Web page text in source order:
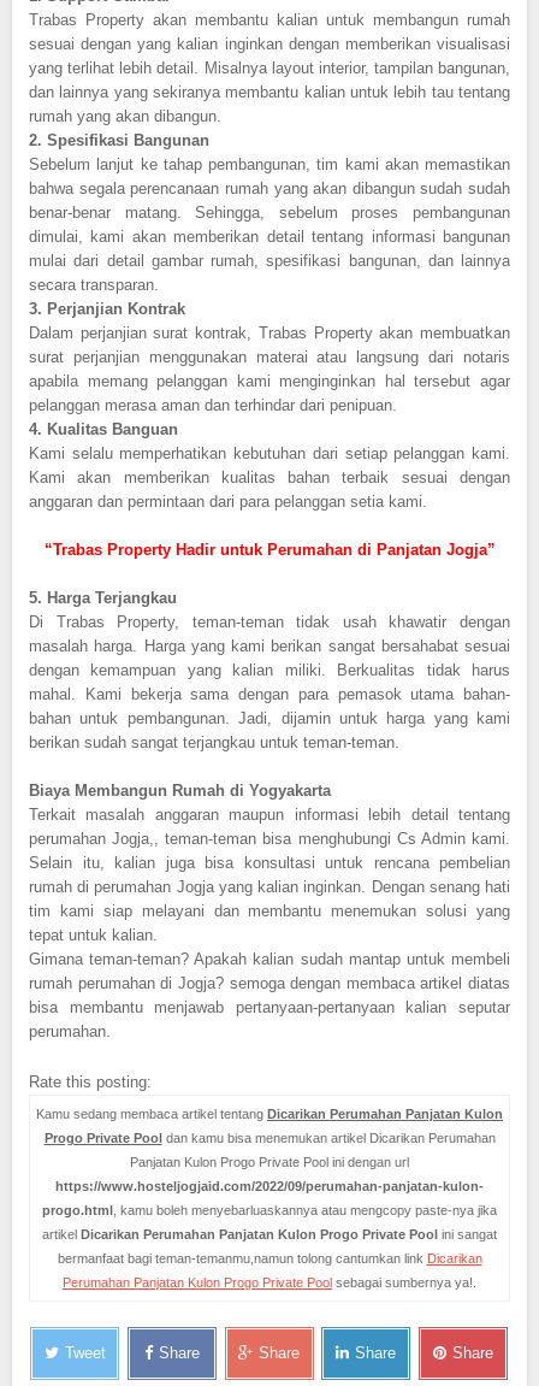
Trabas Property akan membantu kalian untuk membangun rumah
sesuai dengan yang kalian inginkan dengan memberikan visualisasi
yang terlihat lebih detail. Misalnya layout interior, tampilan bangunan,
dan lainnya yang sekiranya membantu kalian untuk lebih tau tentang
rumah yang akan dibangun.
2. Spesifikasi Bangunan
Sebelum lanjut ke tahap pembangunan, tim kami akan memastikan
bahwa segala perencanaan rumah yang akan dibangun sudah sudah
benar-benar matang. Sehingga, sebelum proses pembangunan
dimulai, kami akan memberikan detail tentang informasi bangunan
mulai dari detail gambar rumah, spesifikasi bangunan, dan lainnya
secara transparan.
3. Perjanjian Kontrak
Dalam perjanjian surat kontrak, Trabas Property akan membuatkan
surat perjanjian menggunakan materai atau langsung dari notaris
apabila memang pelanggan kami menginginkan hal tersebut agar
pelanggan merasa aman dan terhindar dari penipuan.
4. Kualitas Banguan
Kami selalu memperhatikan kebutuhan dari setiap pelanggan kami.
Kami akan memberikan kualitas bahan terbaik sesuai dengan
anggaran dan permintaan dari para pelanggan setia kami.
“Trabas Property Hadir untuk Perumahan di Panjatan Jogja”
5. Harga Terjangkau
Di Trabas Property, teman-teman tidak usah khawatir dengan
masalah harga. Harga yang kami berikan sangat bersahabat sesuai
dengan kemampuan yang kalian miliki. Berkualitas tidak harus
mahal. Kami bekerja sama dengan para pemasok utama bahan-
bahan untuk pembangunan. Jadi, dijamin untuk harga yang kami
berikan sudah sangat terjangkau untuk teman-teman.
Biaya Membangun Rumah di Yogyakarta
Terkait masalah anggaran maupun informasi lebih detail tentang
perumahan Jogja,, teman-teman bisa menghubungi Cs Admin kami.
Selain itu, kalian juga bisa konsultasi untuk rencana pembelian
rumah di perumahan Jogja yang kalian inginkan. Dengan senang hati
tim kami siap melayani dan membantu menemukan solusi yang
tepat untuk kalian.
Gimana teman-teman? Apakah kalian sudah mantap untuk membeli
rumah perumahan di Jogja? semoga dengan membaca artikel diatas
bisa membantu menjawab pertanyaan-pertanyaan kalian seputar
perumahan.
Rate this posting:
Kamu sedang membaca artikel tentang Dicarikan Perumahan Panjatan Kulon
Progo Private Pooldan kamu bisa menemukan artikel Dicarikan Perumahan
Panjatan Kulon Progo Private Pool ini dengan url
https://www.hosteljogjaid.com/2022/09/perumahan-panjatan-kulon-
progo.html , kamu boleh menyebarluaskannya atau mengcopy paste-nya jika
artikel Dicarikan Perumahan Panjatan Kulon Progo Private Pool ini sangat
bermanfaat bagi teman-temanmu,namun tolong cantumkan link Dicarikan
Perumahan Panjatan Kulon Progo Private Pool sebagai sumbernya ya!.
Tweet Share Share Share Share